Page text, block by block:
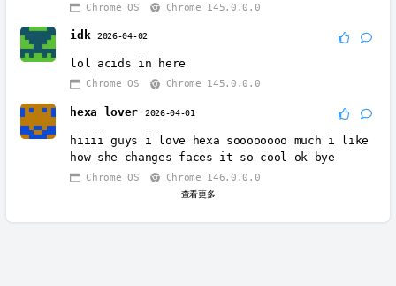
Chrome OS Chrome 145.0.0.0
idk 2026-04-02
lol acids in here
Chrome OS Chrome 145.0.0.0
hexa lover 2026-04-01
hiiii guys i love hexa soooooooo much i like
how she changes faces it so cool ok bye
Chrome OS Chrome 146.0.0.0
查看更多